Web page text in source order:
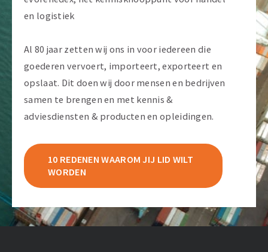
en logistiek
Al 80 jaar zetten wij ons in voor iedereen die
goederen vervoert, importeert, exporteert en
opslaat. Dit doen wij door mensen en bedrijven
samen te brengen en met kennis &
adviesdiensten & producten en opleidingen.
10 REDENEN WAAROM JIJ LID WILT
WORDEN